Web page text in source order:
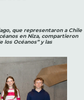
que representaron a Chile
en Niza, compartieron
los Océanos” y las